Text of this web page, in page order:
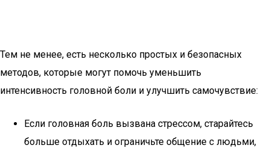
Тем не менее, есть несколько простых и безопасных
методов, которые могут помочь уменьшить
интенсивность головной боли и улучшить самочувствие:
Если головная боль вызвана стрессом, старайтесь
больше отдыхать и ограничьте общение с людьми,